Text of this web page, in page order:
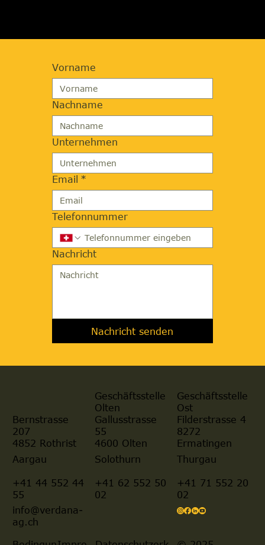
Vorname
Nachname
Unternehmen
Email *
Telefonnummer
Nachricht
Nachricht senden
Bernstrasse
207
4852 Rothrist
Geschäftsstelle
Olten
Gallusstrasse
55
4600 Olten
Geschäftsstelle
Ost
Filderstrasse 4
8272
Ermatingen
Aargau
+41 44 552 44
55
Solothurn
+41 62 552 50
02
Thurgau
+41 71 552 20
02
info@verdana-
ag.ch